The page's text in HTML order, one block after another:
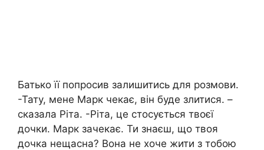
Батько її попросив залишитись для розмови.
-Тату, мене Марк чекає, він буде злитися. –
сказала Ріта. -Ріта, це стосується твоєї
дочки. Марк зачекає. Ти знаєш, що твоя
дочка нещасна? Вона не хоче жити з тобою